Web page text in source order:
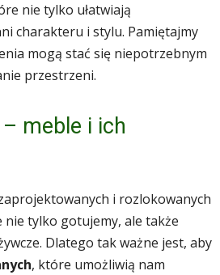
nie tylko ułatwiają
charakteru i stylu. Pamiętajmy
mogą stać się niepotrzebnym
przestrzeni.
meble i ich
i rozlokowanych
nie tylko gotujemy, ale także
Dlatego tak ważne jest, aby
, które umożliwią nam